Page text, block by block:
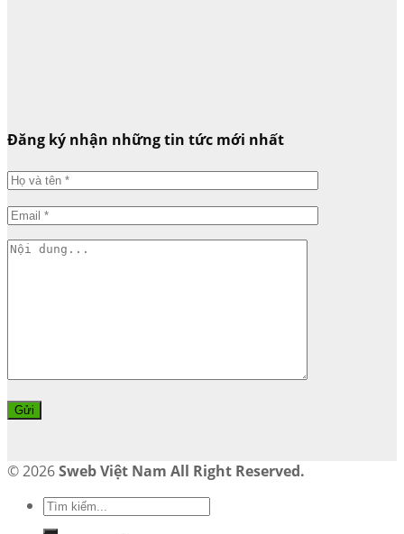
Đăng ký nhận những tin tức mới nhất
© 2026Sweb Việt Nam All Right Reserved.